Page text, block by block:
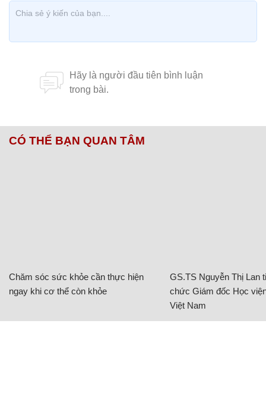
CÓ THỂ BẠN QUAN TÂM
Chăm sóc sức khỏe cần thực hiện
ngay khi cơ thể còn khỏe
GS.TS Nguyễn Thị Lan
chức Giám đốc Học
Việt Nam